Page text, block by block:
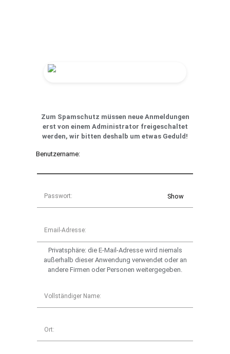
Zum Spamschutz müssen neue Anmeldungen
erst von einem Administrator freigeschaltet
werden, wir bitten deshalb um etwas Geduld!
Benutzername:
Show
Passwort:
Email-Adresse:
Privatsphäre: die E-Mail-Adresse wird niemals
außerhalb dieser Anwendung verwendet oder an
andere Firmen oder Personen weitergegeben.
Vollständiger Name:
Ort: